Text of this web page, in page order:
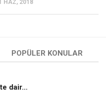
HAZ, 2018
POPÜLER KONULAR
dair…